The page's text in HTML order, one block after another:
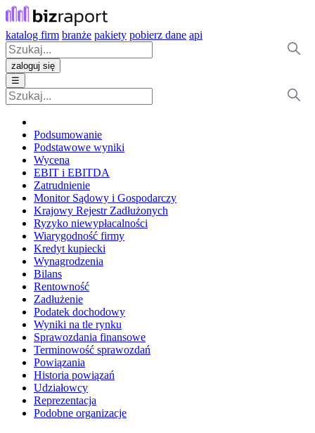
katalog firm branże pakiety pobierz dane api
zaloguj się
☰
Podsumowanie
Podstawowe wyniki
Wycena
EBIT i EBITDA
Zatrudnienie
Monitor Sądowy i Gospodarczy
Krajowy Rejestr Zadłużonych
Ryzyko niewypłacalności
Wiarygodność firmy
Kredyt kupiecki
Wynagrodzenia
Bilans
Rentowność
Zadłużenie
Podatek dochodowy
Wyniki na tle rynku
Sprawozdania finansowe
Terminowość sprawozdań
Powiązania
Historia powiązań
Udziałowcy
Reprezentacja
Podobne organizacje